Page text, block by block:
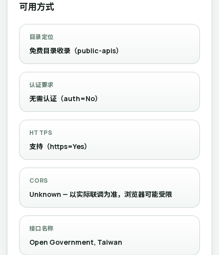
可用方式
目录定位
免费目录收录（public-apis）
认证要求
无需认证（auth=No）
HTTPS
支持（https=Yes）
CORS
Unknown — 以实际联调为准，浏览器可能受限
接口名称
Open Government, Taiwan